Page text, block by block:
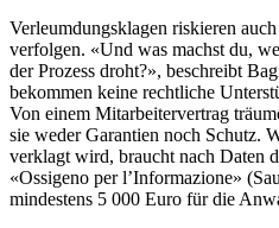
Verleumdungsklagen riskieren
verfolgen. «Und was machst du,
der Prozess droht?», beschreibt
bekommen keine rechtliche
Von einem Mitarbeitervertrag
sie weder Garantien noch Schutz.
verklagt wird, braucht nach Daten
«Ossigeno per l’Infor­mazione»
mindestens 5 000 Euro für die